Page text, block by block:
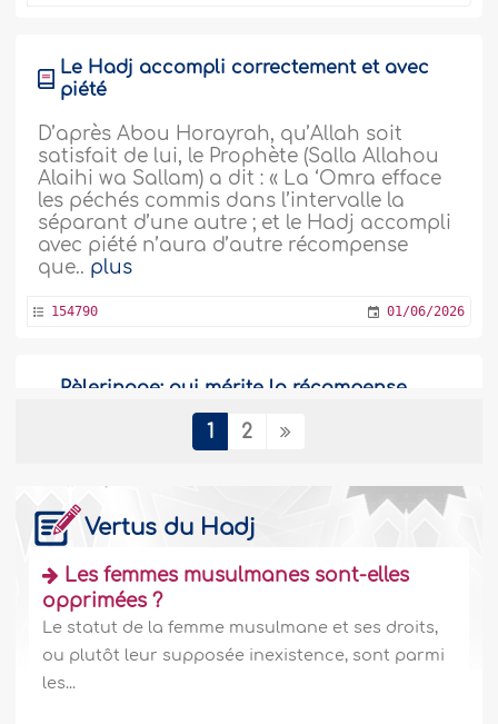
Le Hadj accompli correctement et avec
piété
D’après Abou Horayrah, qu’Allah soit
satisfait de lui, le Prophète (Salla Allahou
Alaihi wa Sallam) a dit : « La ‘Omra efface
les péchés commis dans l’intervalle la
séparant d’une autre ; et le Hadj accompli
avec piété n’aura d’autre récompense
que.. plus
154790 01/06/2026
Pèlerinage: qui mérite la récompense
Le Prophète (Salla Allahou Alaihiwa
Mouslim: « Les cinq prières sont
semblables à une rivière coulant devant la
maison de l’un d’entre vous et dans
laquelle il se laverait cinq fois par jour.
Pensez-vous qu’il resterait une
quelconque saleté..
147608 01/06/2026
1 2
Vertus du Hadj
Les femmes musulmanes sont-elles
opprimées ?
Le statut de la femme musulmane et ses droits,
ou plutôt leur supposée inexistence, sont parmi
les...